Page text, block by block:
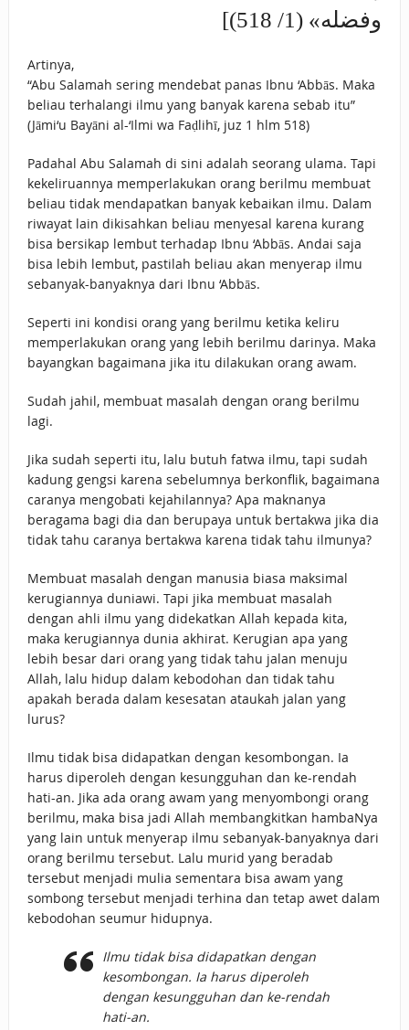
وفضله» (1/ 518)]
Artinya,
“Abu Salamah sering mendebat panas Ibnu ‘Abbās. Maka
beliau terhalangi ilmu yang banyak karena sebab itu”
(Jāmi‘u Bayāni al-‘Ilmi wa Faḍlihī, juz 1 hlm 518)
Padahal Abu Salamah di sini adalah seorang ulama. Tapi
kekeliruannya memperlakukan orang berilmu membuat
beliau tidak mendapatkan banyak kebaikan ilmu. Dalam
riwayat lain dikisahkan beliau menyesal karena kurang
bisa bersikap lembut terhadap Ibnu ‘Abbās. Andai saja
bisa lebih lembut, pastilah beliau akan menyerap ilmu
sebanyak-banyaknya dari Ibnu ‘Abbās.
Seperti ini kondisi orang yang berilmu ketika keliru
memperlakukan orang yang lebih berilmu darinya. Maka
bayangkan bagaimana jika itu dilakukan orang awam.
Sudah jahil, membuat masalah dengan orang berilmu
lagi.
Jika sudah seperti itu, lalu butuh fatwa ilmu, tapi sudah
kadung gengsi karena sebelumnya berkonflik, bagaimana
caranya mengobati kejahilannya? Apa maknanya
beragama bagi dia dan berupaya untuk bertakwa jika dia
tidak tahu caranya bertakwa karena tidak tahu ilmunya?
Membuat masalah dengan manusia biasa maksimal
kerugiannya duniawi. Tapi jika membuat masalah
dengan ahli ilmu yang didekatkan Allah kepada kita,
maka kerugiannya dunia akhirat. Kerugian apa yang
lebih besar dari orang yang tidak tahu jalan menuju
Allah, lalu hidup dalam kebodohan dan tidak tahu
apakah berada dalam kesesatan ataukah jalan yang
lurus?
Ilmu tidak bisa didapatkan dengan kesombongan. Ia
harus diperoleh dengan kesungguhan dan ke-rendah
hati-an. Jika ada orang awam yang menyombongi orang
berilmu, maka bisa jadi Allah membangkitkan hambaNya
yang lain untuk menyerap ilmu sebanyak-banyaknya dari
orang berilmu tersebut. Lalu murid yang beradab
tersebut menjadi mulia sementara bisa awam yang
sombong tersebut menjadi terhina dan tetap awet dalam
kebodohan seumur hidupnya.
Ilmu tidak bisa didapatkan dengan
kesombongan. Ia harus diperoleh
dengan kesungguhan dan ke-rendah
hati-an.